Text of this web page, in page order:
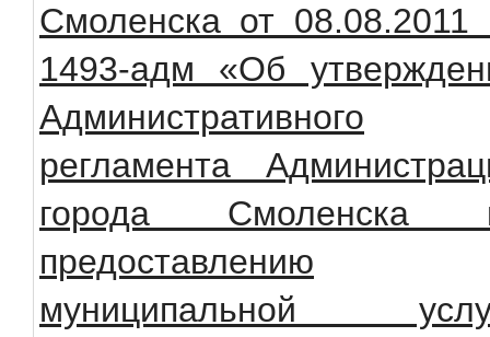
Смоленска от
1493-адм «Об
Административного
регламента
города Смоленска
предоставлению
муниципальной